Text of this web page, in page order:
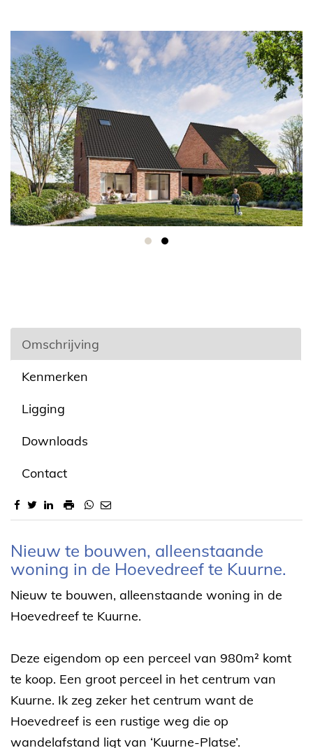
Omschrijving
Kenmerken
Ligging
Downloads
Contact
Omschrijving
Nieuw te bouwen, alleenstaande
woning in de Hoevedreef te Kuurne.
Nieuw te bouwen, alleenstaande woning in de
Hoevedreef te Kuurne.
Deze eigendom op een perceel van 980m² komt
te koop. Een groot perceel in het centrum van
Kuurne. Ik zeg zeker het centrum want de
Hoevedreef is een rustige weg die op
wandelafstand ligt van ‘Kuurne-Platse’.